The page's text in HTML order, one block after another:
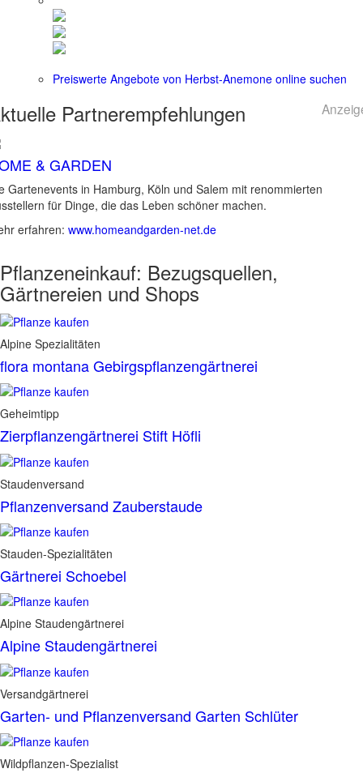
Preiswerte Angebote von Herbst-Anemone online suchen
Partnerempfehlungen
& GARDEN
Gartenevents in Hamburg, Köln und Salem mit renommierten
für Dinge, die das Leben schöner machen.
erfahren: www.homeandgarden-net.de
Pflanzeneinkauf: Bezugsquellen,
Gärtnereien und Shops
Alpine Spezialitäten
flora montana Gebirgspflanzengärtnerei
Geheimtipp
Zierpflanzengärtnerei Stift Höfli
Staudenversand
Pflanzenversand Zauberstaude
Stauden-Spezialitäten
Gärtnerei Schoebel
Alpine Staudengärtnerei
Alpine Staudengärtnerei
Versandgärtnerei
Garten- und Pflanzenversand Garten Schlüter
Wildpflanzen-Spezialist